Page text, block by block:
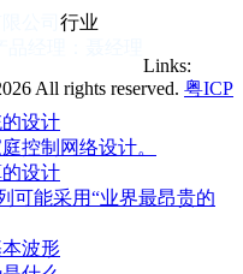
行业
设计
控制网络设计。
设计
可能采用“业界最昂贵的
波形
Links:
All rights reserved. 粤ICP